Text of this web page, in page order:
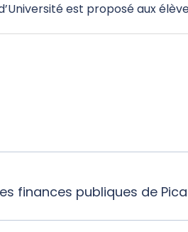
est proposé aux
finances publiques de